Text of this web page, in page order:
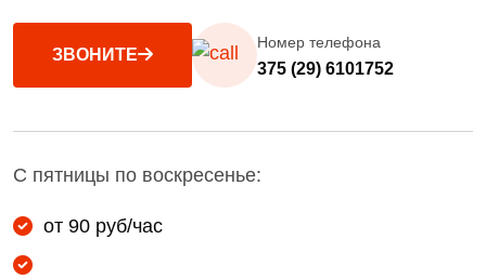
ЗВОНИТЕ
Номер телефона
375 (29) 6101752
С пятницы по воскресенье:
от 90 руб/час